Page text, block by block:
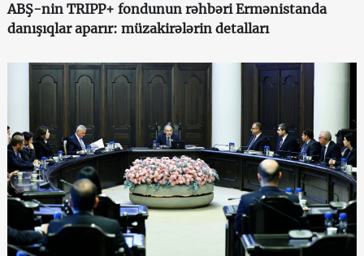
ABŞ-nin TRIPP+ fondunun rəhbəri Ermənistanda
danışıqlar aparır: müzakirələrin detalları